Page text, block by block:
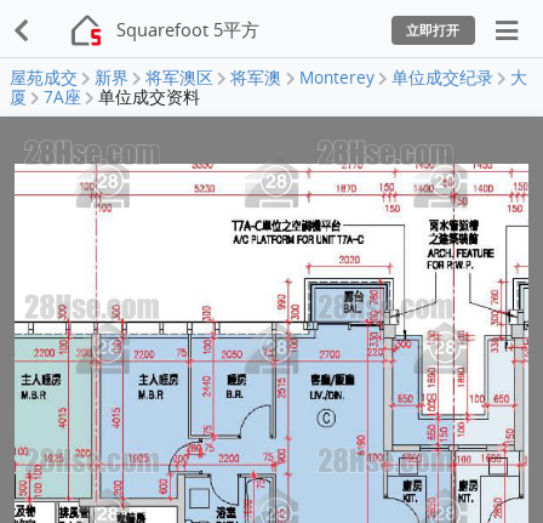
Squarefoot 5平方 立即打开
屋苑成交 新界 将军澳区 将军澳 Monterey 单位成交纪录
大
厦
7A座 单位成交资料